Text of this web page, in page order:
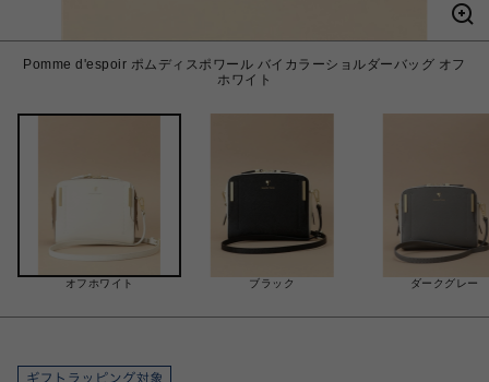
Pomme d'espoir ポムディスポワール バイカラーショルダーバッグ オフ
ホワイト
オフホワイト ブラック ダークグレー